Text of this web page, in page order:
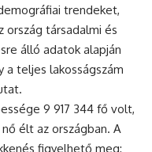
trendeket,
ország társadalmi és
álló adatok alapján
teljes lakosságszám
9 917 344 fő volt,
élt az országban. A
figyelhető meg: